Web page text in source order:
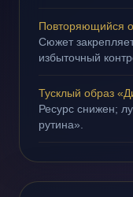
Повторяющийся
Сюжет
избыточный
Тусклый образ
Ресурс снижен;
рутина».